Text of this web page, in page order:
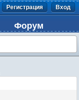
Регистрация Вход
Форум